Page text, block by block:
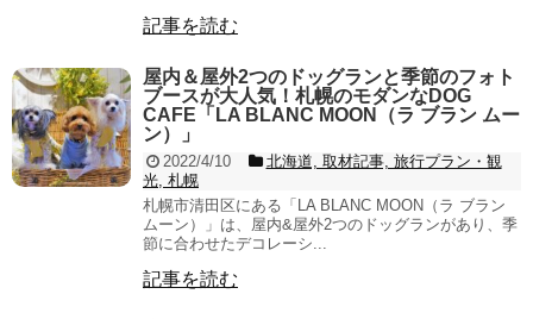
記事を読む
屋内＆屋外2つのドッグランと季節のフォト
ブースが大人気！札幌のモダンなDOG
CAFE「LA BLANC MOON（ラ ブラン ムー
ン）」
2022/4/10
北海道, 取材記事, 旅行プラン・観
光, 札幌
札幌市清田区にある「LA BLANC MOON（ラ ブラン
ムーン）」は、屋内&屋外2つのドッグランがあり、季
節に合わせたデコレーシ...
記事を読む